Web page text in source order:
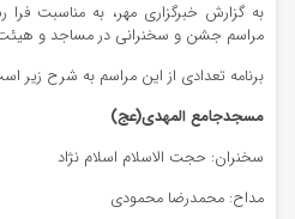
مراسم جشن و سخنرانی در مساجد و
برنامه تعدادی از این مراسم به شرح زیر
مسجدجامع المهدی(عج)
سخنران: حجت الاسلام اسلام نژاد
مداح: محمدرضا محمودی